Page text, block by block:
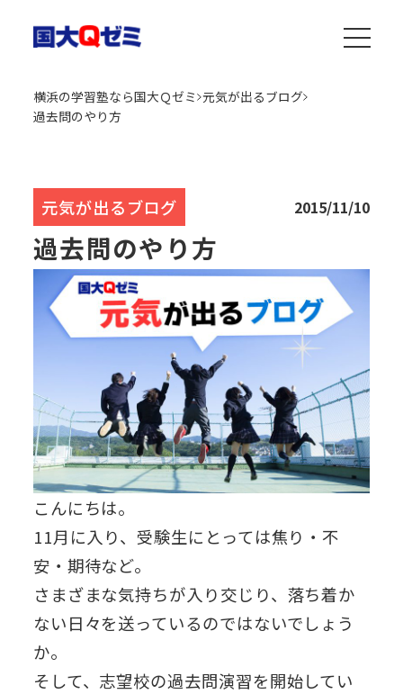
横浜の学習塾なら国大Ｑゼミ 元気が出るブログ
過去問のやり方
元気が出るブログ 2015/11/10
過去問のやり方
こんにちは。
11月に入り、受験生にとっては焦り・不
安・期待など。
さまざまな気持ちが入り交じり、落ち着か
ない日々を送っているのではないでしょう
か。
そして、志望校の過去問演習を開始してい